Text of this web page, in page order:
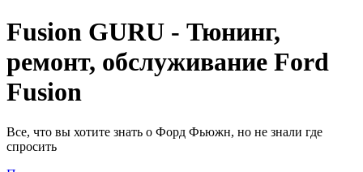
Fusion GURU - Тюнинг,
ремонт, обслуживание Ford
Fusion
Все, что вы хотите знать о Форд Фьюжн, но не знали где
спросить